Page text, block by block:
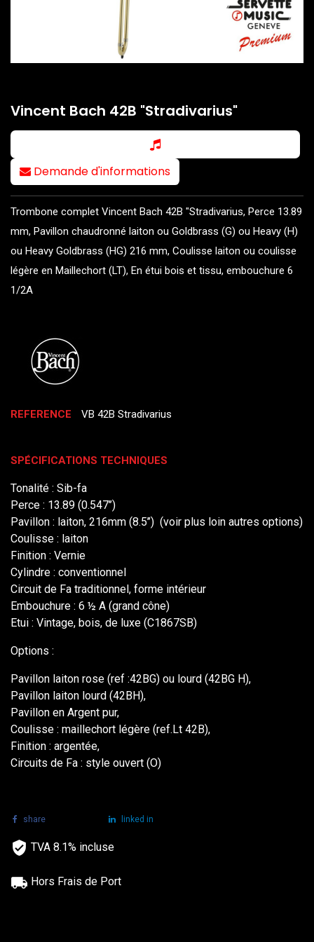
Vincent Bach 42B "Stradivarius"
Demande d'informations
Trombone complet Vincent Bach 42B "Stradivarius, Perce 13.89
mm, Pavillon chaudronné laiton ou Goldbrass (G) ou Heavy (H)
ou Heavy Goldbrass (HG) 216 mm, Coulisse laiton ou coulisse
légère en Maillechort (LT), En étui bois et tissu, embouchure 6
1/2A
REFERENCE VB 42B Stradivarius
SPÉCIFICATIONS TECHNIQUES
Tonalité : Sib-fa
Perce : 13.89 (0.547’’)
Pavillon : laiton, 216mm (8.5’’) (voir plus loin autres options)
Coulisse : laiton
Finition : Vernie
Cylindre : conventionnel
Circuit de Fa traditionnel, forme intérieur
Embouchure : 6 ½ A (grand cône)
Etui : Vintage, bois, de luxe (C1867SB)
Options :
Pavillon laiton rose (ref :42BG) ou lourd (42BG H),
Pavillon laiton lourd (42BH),
Pavillon en Argent pur,
Coulisse : maillechort légère (ref.Lt 42B),
Finition : argentée,
Circuits de Fa : style ouvert (O)
share linked in
TVA 8.1% incluse
Hors Frais de Port